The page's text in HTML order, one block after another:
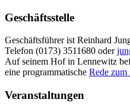
Geschäftsstelle
Geschäftsführer ist Reinhard
Telefon (0173) 3511680 oder
Auf seinem Hof in Lennewitz
eine programmatische Rede zum
Veranstaltungen